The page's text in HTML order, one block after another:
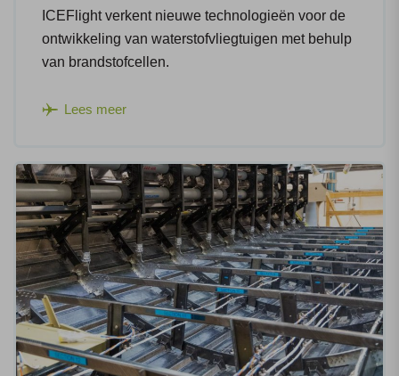
ICEFlight verkent nieuwe technologieën voor de
ontwikkeling van waterstofvliegtuigen met behulp
van brandstofcellen.
Lees meer